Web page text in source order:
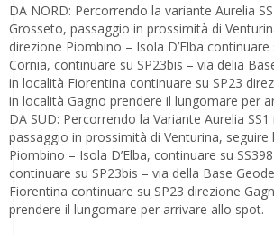
DA NORD: Percorrendo la variante Aurelia
Grosseto, passaggio in prossimità di
direzione Piombino – Isola D’Elba continuare
Cornia, continuare su SP23bis – via delia
in località Fiorentina continuare su SP23
in località Gagno prendere il lungomare per
DA SUD: Percorrendo la Variante Aurelia
passaggio in prossimità di Venturina, seguire
Piombino – Isola D’Elba, continuare su
continuare su SP23bis – via della Base
Fiorentina continuare su SP23 direzione
prendere il lungomare per arrivare allo spot.